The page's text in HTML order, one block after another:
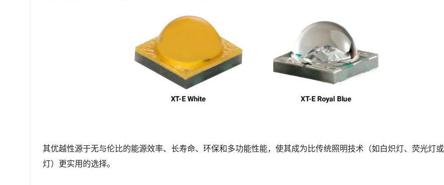
其优越性源于无与伦比的能源效率、长寿命、环保和多功能性能，使其成为比传统照明技术（如白炽灯、荧光灯
灯）更实用的选择。